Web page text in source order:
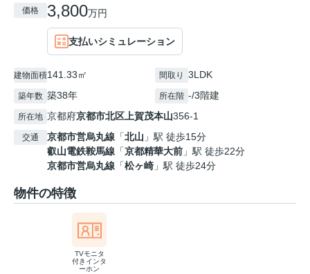
価格 3,800万円
支払いシミュレーション
建物面積141.33㎡ 間取り 3LDK
築年数 築38年 所在階 -/3階建
所在地 京都府京都市北区 上賀茂本山356-1
交通 京都市営烏丸線 「北山 」駅 徒歩15分
叡山電鉄鞍馬線 「京都精華大前 」駅 徒歩22分
京都市営烏丸線 「松ヶ崎 」駅 徒歩24分
物件の特徴
TVモニタ
付きインタ
ーホン